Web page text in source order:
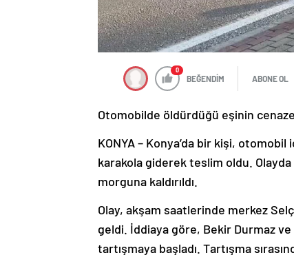
0
BEĞENDİM ABONE OL
Otomobilde öldürdüğü eşinin
KONYA – Konya’da bir kişi,
karakola giderek teslim oldu.
morguna kaldırıldı.
Olay, akşam saatlerinde merkez
geldi. İddiaya göre, Bekir Durmaz
tartışmaya başladı. Tartışma